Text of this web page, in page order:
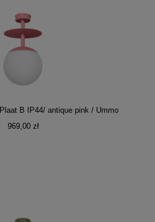
B IP44/ antique pink / Ummo
969,00 zł